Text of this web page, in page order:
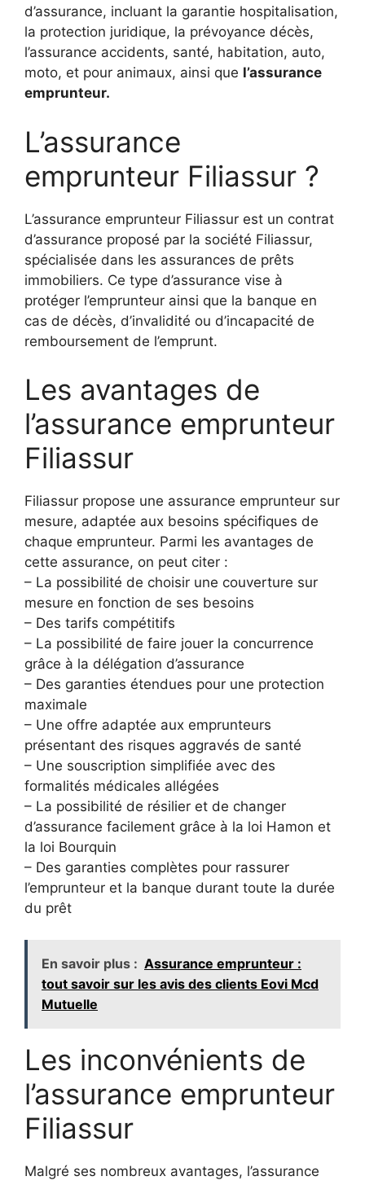
d’assurance, incluant la garantie hospitalisation,
la protection juridique, la prévoyance décès,
l’assurance accidents, santé, habitation, auto,
moto, et pour animaux, ainsi que l’assurance
emprunteur.
L’assurance
emprunteur Filiassur ?
L’assurance emprunteur Filiassur est un contrat
d’assurance proposé par la société Filiassur,
spécialisée dans les assurances de prêts
immobiliers. Ce type d’assurance vise à
protéger l’emprunteur ainsi que la banque en
cas de décès, d’invalidité ou d’incapacité de
remboursement de l’emprunt.
Les avantages de
l’assurance emprunteur
Filiassur
Filiassur propose une assurance emprunteur sur
mesure, adaptée aux besoins spécifiques de
chaque emprunteur. Parmi les avantages de
cette assurance, on peut citer :
– La possibilité de choisir une couverture sur
mesure en fonction de ses besoins
– Des tarifs compétitifs
– La possibilité de faire jouer la concurrence
grâce à la délégation d’assurance
– Des garanties étendues pour une protection
maximale
– Une offre adaptée aux emprunteurs
présentant des risques aggravés de santé
– Une souscription simplifiée avec des
formalités médicales allégées
– La possibilité de résilier et de changer
d’assurance facilement grâce à la loi Hamon et
la loi Bourquin
– Des garanties complètes pour rassurer
l’emprunteur et la banque durant toute la durée
du prêt
En savoir plus : Assurance emprunteur :
tout savoir sur les avis des clients Eovi Mcd
Mutuelle
Les inconvénients de
l’assurance emprunteur
Filiassur
Malgré ses nombreux avantages, l’assurance